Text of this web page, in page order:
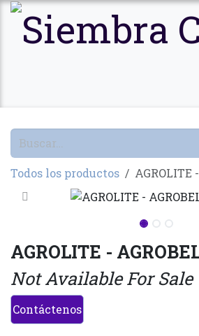
Ir al contenido
Todos los productos AGROLITE
AGROLITE -
Not Available For Sale
Contáctenos